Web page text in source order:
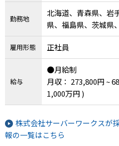
勤務地
北海道、青森県、岩
県、福島県、茨城県
千葉県、東京都、神
川県、福井県、山梨
県、愛知県、三重県
兵庫県、奈良県、和
山県、広島県、山口
県、高知県、福岡県
大分県、宮崎県、鹿
雇用形態 正社員
給与
●月給制
月収： 273,800円 ~
1,000万円 )
株式会社サーバーワークスが
報の一覧はこちら